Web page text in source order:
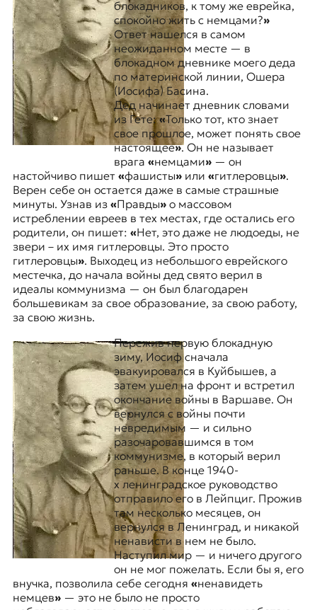
блокадников, к тому же еврейка,
спокойно жить с немцами?»
Ответ нашелся в самом
неожиданном месте — в
блокадном дневнике моего деда
по материнской линии, Ошера
(Иосифа) Басина.
Дед начинает дневник словами
из Гете:«Только тот, кто знает
свое прошлое, может понять свое
настоящее». Он не называет
врага«немцами» — он
настойчиво пишет «фашисты»или «гитлеровцы».
Верен себе он остается даже в самые страшные
минуты. Узнав из «Правды»о массовом
истреблении евреев в тех местах, где остались его
родители, он пишет: «Нет, это даже не людоеды, не
звери – их имя гитлеровцы. Это просто
гитлеровцы». Выходец из небольшого еврейского
местечка, до начала войны дед свято верил в
идеалы коммунизма — он был благодарен
большевикам за свое образование, за свою работу,
за свою жизнь.
Пережив первую блокадную
зиму, Иосиф сначала
эвакуировался в Куйбышев, а
затем ушел на фронт и встретил
окончание войны в Варшаве. Он
вернулся с войны почти
невредимым — и сильно
разочаровавшимся в том
коммунизме, в который верил
раньше. В конце 1940-
х ленинградское руководство
отправило его в Лейпциг. Прожив
там несколько месяцев, он
вернулся в Ленинград, и никакой
ненависти в нем не было.
Наступил мир — и ничего другого
он не мог пожелать. Если бы я, его
внучка, позволила себе сегодня «ненавидеть
немцев»— это не было не просто